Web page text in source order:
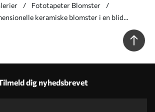
Fototapeter Blomster
keramiske blomster i en blid
dig nyhedsbrevet